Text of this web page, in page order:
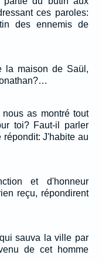
ces paroles:
des ennemis de
la maison de Saül,
as montré tout
toi? Faut-il parler
J'habite au
et d'honneur
reçu, répondirent
sauva la ville par
de cet homme